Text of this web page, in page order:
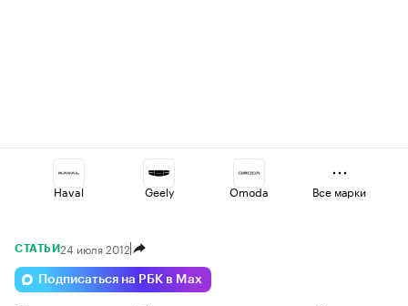
Haval Geely Omoda
Voyah Esteo
Все марки
СТАТЬИ24 июля 2012
Подписаться на РБК в Max